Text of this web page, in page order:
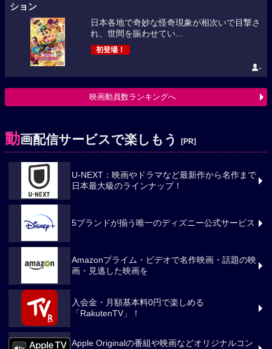
ション
日本各地で奇妙な怪奇現象が相次いで目撃さ
れ、世間を賑わせてい...
初登場！
-
映画動員数ランキングへ
動画配信サービスで楽しもう [PR]
U-NEXT：映画やドラマなど最新作から名作まで
日本最大級のラインナップ！
5ブランドが揃う唯一のディズニー公式サービス
Amazonプライム・ビデオで名作映画・話題の映
画・見逃した映画を
入会金・月額基本料0円で楽しめる
「RakutenTV」！
Apple Originalの番組や映画などオリジナルコン